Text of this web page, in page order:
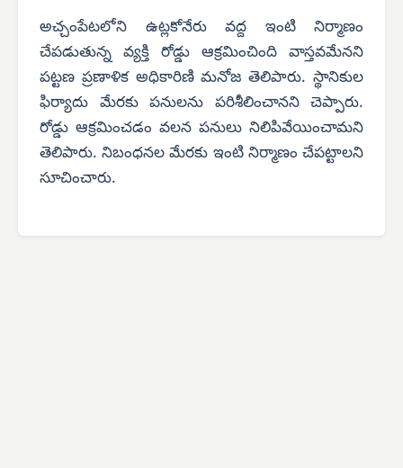
అచ్చంపేటలోని ఉట్లకోనేరు వద్ద ఇంటి నిర్మాణం
చేపడుతున్న వ్యక్తి రోడ్డు ఆక్రమించింది వాస్తవమేనని
పట్టణ ప్రణాళిక అధికారిణి మనోజ తెలిపారు. స్థానికుల
ఫిర్యాదు మేరకు పనులను పరిశీలించానని చెప్పారు.
రోడ్డు ఆక్రమించడం వలన పనులు నిలిపివేయించామని
తెలిపారు. నిబంధనల మేరకు ఇంటి నిర్మాణం చేపట్టాలని
సూచించారు.